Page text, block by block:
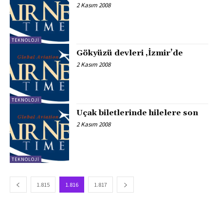
TEKNOLOJI
2 Kasım 2008
TEKNOLOJI
Gökyüzü devleri ,İzmir’de
2 Kasım 2008
TEKNOLOJI
Uçak biletlerinde hilelere son
2 Kasım 2008
1.815 1.816 1.817